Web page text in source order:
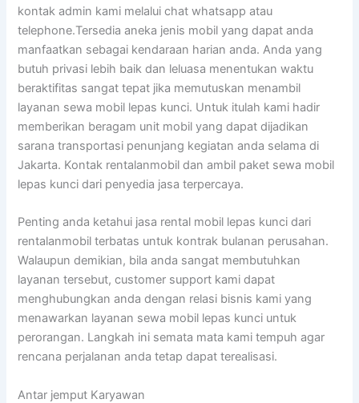
kontak admin kami melalui chat whatsapp atau
telephone.Tersedia aneka jenis mobil yang dapat anda
manfaatkan sebagai kendaraan harian anda. Anda yang
butuh privasi lebih baik dan leluasa menentukan waktu
beraktifitas sangat tepat jika memutuskan menambil
layanan sewa mobil lepas kunci. Untuk itulah kami hadir
memberikan beragam unit mobil yang dapat dijadikan
sarana transportasi penunjang kegiatan anda selama di
Jakarta. Kontak rentalanmobil dan ambil paket sewa mobil
lepas kunci dari penyedia jasa terpercaya.
Penting anda ketahui jasa rental mobil lepas kunci dari
rentalanmobil terbatas untuk kontrak bulanan perusahan.
Walaupun demikian, bila anda sangat membutuhkan
layanan tersebut, customer support kami dapat
menghubungkan anda dengan relasi bisnis kami yang
menawarkan layanan sewa mobil lepas kunci untuk
perorangan. Langkah ini semata mata kami tempuh agar
rencana perjalanan anda tetap dapat terealisasi.
Antar jemput Karyawan